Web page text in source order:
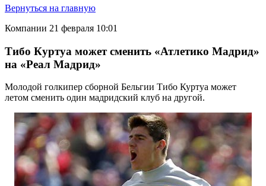
Вернуться на главную
Компании 21 февраля 10:01
Тибо Куртуа может сменить «Атлетико Мадрид»
на «Реал Мадрид»
Молодой голкипер сборной Бельгии Тибо Куртуа может
летом сменить один мадридский клуб на другой.